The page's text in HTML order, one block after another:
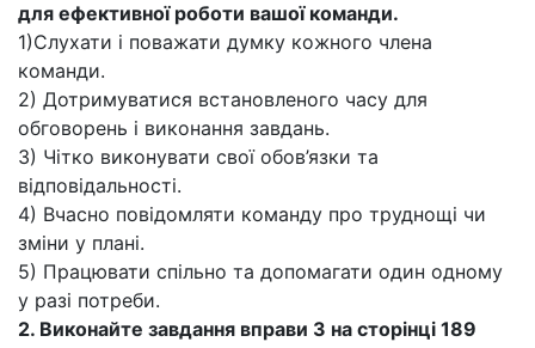
для ефективної роботи вашої команди.
1)Слухати і поважати думку кожного члена
команди.
2) Дотримуватися встановленого часу для
обговорень і виконання завдань.
3) Чітко виконувати свої обов’язки та
відповідальності.
4) Вчасно повідомляти команду про труднощі чи
зміни у плані.
5) Працювати спільно та допомагати один одному
у разі потреби.
2. Виконайте завдання вправи 3 на сторінці 189